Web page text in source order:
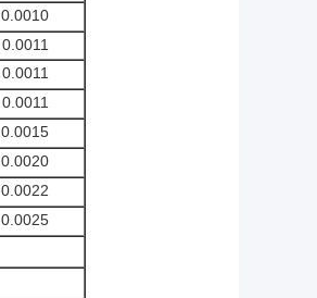
0.0010
0.0011
0.0011
0.0011
0.0015
0.0020
0.0022
0.0025